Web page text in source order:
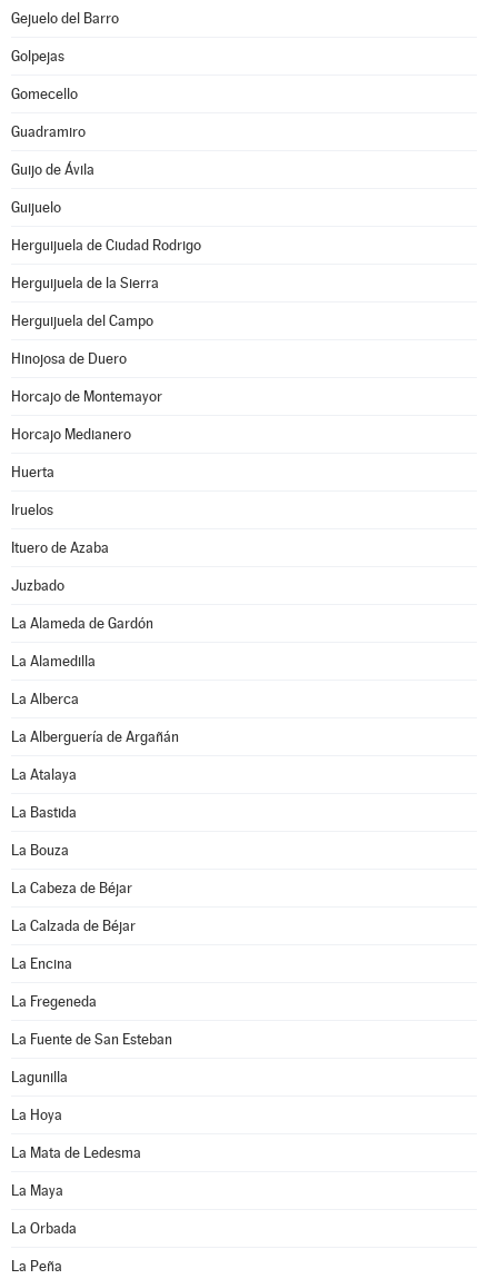
Gejuelo del Barro
Golpejas
Gomecello
Guadramiro
Guijo de Ávila
Guijuelo
Herguijuela de Ciudad Rodrigo
Herguijuela de la Sierra
Herguijuela del Campo
Hinojosa de Duero
Horcajo de Montemayor
Horcajo Medianero
Huerta
Iruelos
Ituero de Azaba
Juzbado
La Alameda de Gardón
La Alamedilla
La Alberca
La Alberguería de Argañán
La Atalaya
La Bastida
La Bouza
La Cabeza de Béjar
La Calzada de Béjar
La Encina
La Fregeneda
La Fuente de San Esteban
Lagunilla
La Hoya
La Mata de Ledesma
La Maya
La Orbada
La Peña